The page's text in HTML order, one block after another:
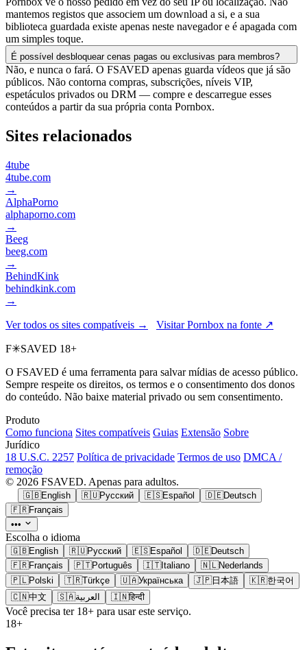
mantemos registos que associem um download a si, e a sua
biblioteca guardada existe apenas neste navegador e é apagada com
um simples toque.
É possível desbloquear cenas pagas ou exclusivas para membros?
Não, e nunca o fará. O FSAVED apenas guarda vídeos que já são
públicos. Não contorna compras, subscrições, níveis VIP,
espetáculos privados ou DRM — compre e descarregue esses
conteúdos a partir da sua própria conta Pornbox.
Sites relacionados
4tube
4tube.com
→
AlphaPorno
alphaporno.com
→
Beeg
beeg.com
→
BehindKink
behindkink.com
→
Ver todos os sites compatíveis → Visitar Pornbox na fonte ↗
F✳SAVED 18+
O FSAVED é uma ferramenta para salvar mídias de acesso público.
Sempre respeite os direitos, os termos e o consentimento dos donos
do conteúdo. Não baixe material privado ou sem consentimento.
Produto
Como funciona Sites compatíveis Guias Extensão Sobre
Jurídico
18 U.S.C. 2257 Política de privacidade Termos de uso DMCA /
remoção
© 2026 FSAVED. Apenas para adultos.
🇬🇧English 🇷🇺Русский 🇪🇸Español 🇩🇪Deutsch
🇫🇷Français
•••
Escolha o idioma
🇬🇧English 🇷🇺Русский 🇪🇸Español 🇩🇪Deutsch
🇫🇷Français 🇵🇹Português 🇮🇹Italiano 🇳🇱Nederlands
🇵🇱Polski 🇹🇷Türkçe 🇺🇦Українська 🇯🇵日本語 🇰🇷한국어
🇨🇳中文 🇸🇦العربية 🇮🇳हिन्दी
Você precisa ter 18+ para usar este serviço.
18+